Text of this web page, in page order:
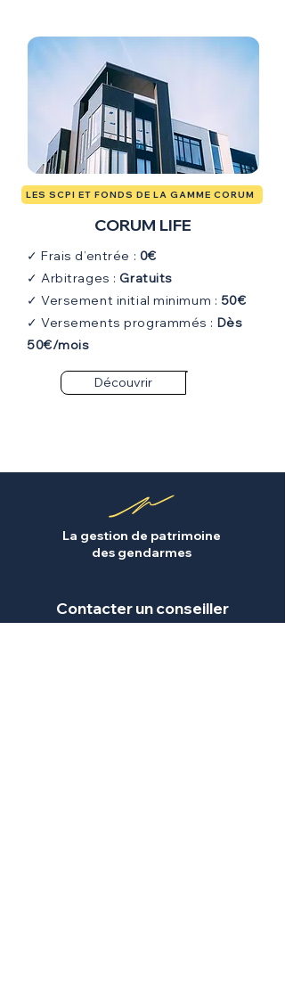
LES SCPI ET FONDS DE LA GAMME CORUM
CORUM LIFE
✓ Frais d’entrée : 0€
✓ Arbitrages :Gratuits
✓ Versement initial minimum : 50€
✓ Versements programmés : Dès
50€/mois
Découvrir
La gestion de patrimoine
des gendarmes
Contacter un conseiller